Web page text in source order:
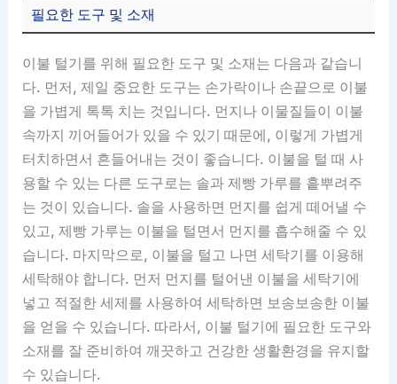
필요한 도구 및 소재
이불 털기를 위해 필요한 도구 및 소재는 다음과 같습니
다. 먼저, 제일 중요한 도구는 손가락이나 손끝으로 이불
을 가볍게 톡톡 치는 것입니다. 먼지나 이물질들이 이불
속까지 끼어들어가 있을 수 있기 때문에, 이렇게 가볍게
터치하면서 흔들어내는 것이 좋습니다. 이불을 털 때 사
용할 수 있는 다른 도구로는 솔과 제빵 가루를 흩뿌려주
는 것이 있습니다. 솔을 사용하면 먼지를 쉽게 떼어낼 수
있고, 제빵 가루는 이불을 털면서 먼지를 흡수해줄 수 있
습니다. 마지막으로, 이불을 털고 나면 세탁기를 이용해
세탁해야 합니다. 먼저 먼지를 털어낸 이불을 세탁기에
넣고 적절한 세제를 사용하여 세탁하면 보송보송한 이불
을 얻을 수 있습니다. 따라서, 이불 털기에 필요한 도구와
소재를 잘 준비하여 깨끗하고 건강한 생활환경을 유지할
수 있습니다.